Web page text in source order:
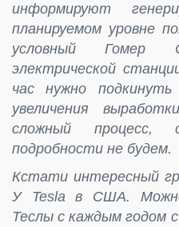
информируют
планируемом уровне
условный Гомер
электрической
час нужно
увеличения
сложный процесс,
подробности не будем.
Кстати интересный
У Tesla в США.
Теслы с каждым годом